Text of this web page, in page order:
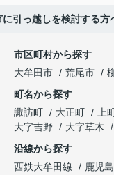
に引っ越しを検討する
市区町村から探す
大牟田市
荒尾市
町名から探す
諏訪町
大正町 上
大字吉野
大字草木
沿線から探す
西鉄大牟田線
鹿児